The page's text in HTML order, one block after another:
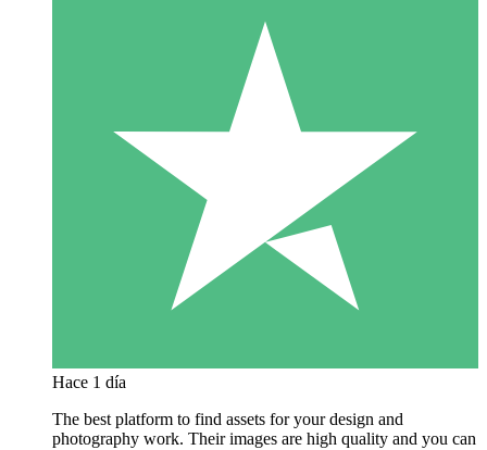
Hace 1 día
The best platform to find assets for your design and
photography work. Their images are high quality and you can